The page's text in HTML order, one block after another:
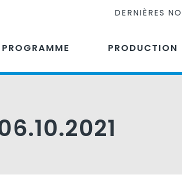
DERNIÈRES
PROGRAMME PRODUCTION